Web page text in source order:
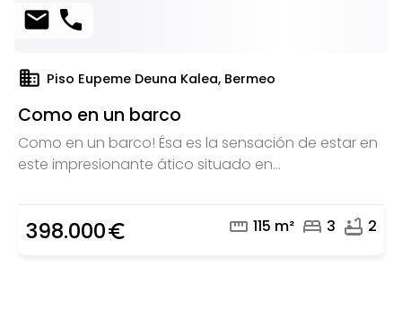
mail phone
domain Piso Eupeme Deuna Kalea, Bermeo
Como en un barco
Como en un barco! Ésa es la sensación de estar en
este impresionante ático situado en...
398.000euro_symbol straighten 115 m² bed 3 bathtub 2